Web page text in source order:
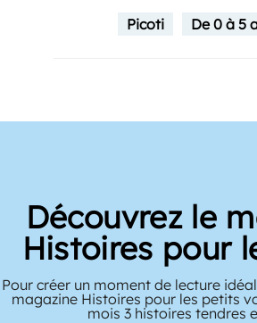
Picoti De 0 à 5
Découvrez le
Histoires pour
Pour créer un moment de lecture
magazine Histoires pour les petits
mois 3 histoires tendres